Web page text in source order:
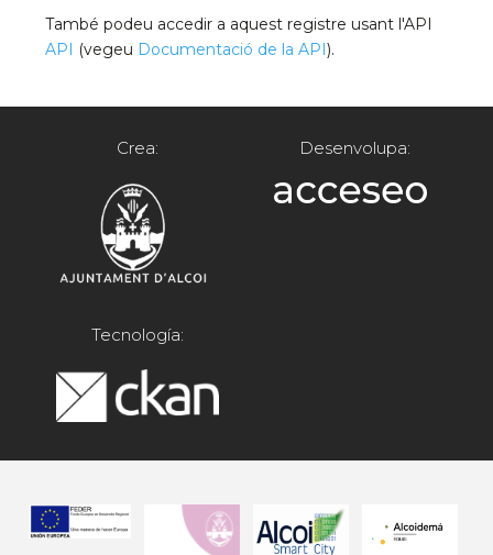
També podeu accedir a aquest registre usant l'API
API (vegeu Documentació de la API).
Crea: Desenvolupa:
Tecnología: